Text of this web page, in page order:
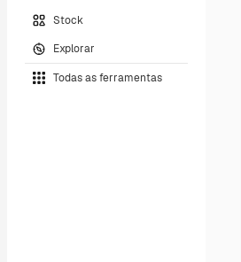
Stock
Explorar
Todas as ferramentas